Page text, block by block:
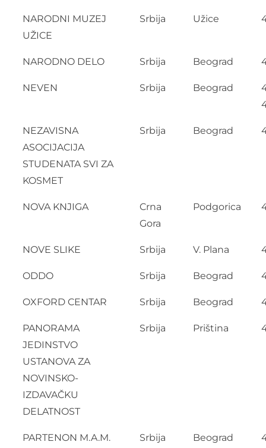
NARODNI MUZEJ
UŽICE
Srbija Užice
NARODNO DELO Srbija Beograd
NEVEN Srbija Beograd
NEZAVISNA
ASOCIJACIJA
STUDENATA SVI ZA
KOSMET
Srbija Beograd
NOVA KNJIGA
Crna
Gora
Podgorica
NOVE SLIKE Srbija V. Plana
ODDO Srbija Beograd
OXFORD CENTAR Srbija Beograd
PANORAMA
JEDINSTVO
USTANOVA ZA
NOVINSKO-
IZDAVAČKU
DELATNOST
Srbija Priština
PARTENON M.A.M.
Srbija Beograd